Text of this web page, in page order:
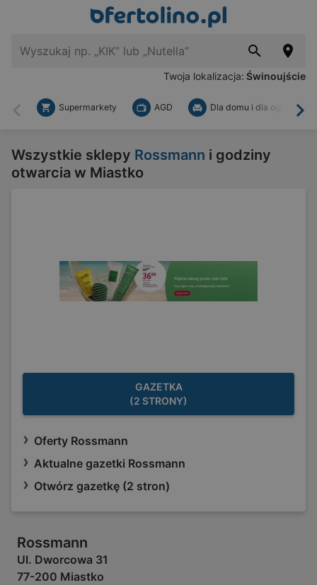
Twoja lokalizacja: Świnoujście
Wstecz
Supermarkety AGD Dla domu i dla ogrodu
Wszystkie sklepy Rossmann i godziny
otwarcia w Miastko
GAZETKA
(2 STRONY)
Oferty Rossmann
Aktualne gazetki Rossmann
Otwórz gazetkę (2 stron)
Rossmann
Ul. Dworcowa 31
77-200 Miastko